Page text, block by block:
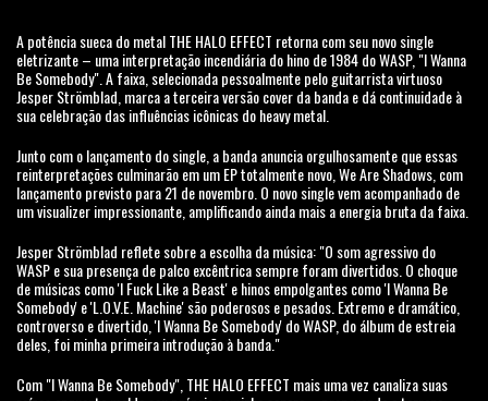
A potência sueca do metal THE HALO EFFECT retorna com seu novo single
eletrizante – uma interpretação incendiária do hino de 1984 do WASP, "I Wanna
Be Somebody". A faixa, selecionada pessoalmente pelo guitarrista virtuoso
Jesper Strömblad, marca a terceira versão cover da banda e dá continuidade à
sua celebração das influências icônicas do heavy metal.
Junto com o lançamento do single, a banda anuncia orgulhosamente que essas
reinterpretações culminarão em um EP totalmente novo, We Are Shadows, com
lançamento previsto para 21 de novembro. O novo single vem acompanhado de
um visualizer impressionante, amplificando ainda mais a energia bruta da faixa.
Jesper Strömblad reflete sobre a escolha da música: "O som agressivo do
WASP e sua presença de palco excêntrica sempre foram divertidos. O choque
de músicas como 'I Fuck Like a Beast' e hinos empolgantes como 'I Wanna Be
Somebody' e 'L.O.V.E. Machine' são poderosos e pesados. Extremo e dramático,
controverso e divertido, 'I Wanna Be Somebody' do WASP, do álbum de estreia
deles, foi minha primeira introdução à banda."
Com "I Wanna Be Somebody", THE HALO EFFECT mais uma vez canaliza suas